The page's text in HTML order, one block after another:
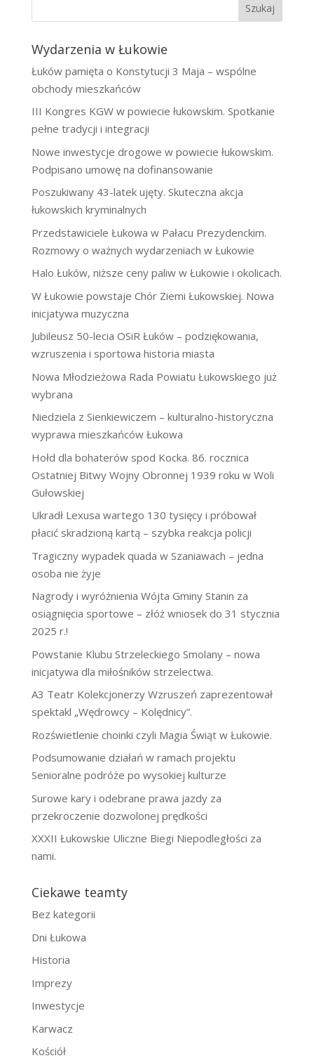
Szukaj
Wydarzenia w Łukowie
Łuków pamięta o Konstytucji 3 Maja – wspólne
obchody mieszkańców
III Kongres KGW w powiecie łukowskim. Spotkanie
pełne tradycji i integracji
Nowe inwestycje drogowe w powiecie łukowskim.
Podpisano umowę na dofinansowanie
Poszukiwany 43-latek ujęty. Skuteczna akcja
łukowskich kryminalnych
Przedstawiciele Łukowa w Pałacu Prezydenckim.
Rozmowy o ważnych wydarzeniach w Łukowie
Halo Łuków, niższe ceny paliw w Łukowie i okolicach.
W Łukowie powstaje Chór Ziemi Łukowskiej. Nowa
inicjatywa muzyczna
Jubileusz 50-lecia OSiR Łuków – podziękowania,
wzruszenia i sportowa historia miasta
Nowa Młodzieżowa Rada Powiatu Łukowskiego już
wybrana
Niedziela z Sienkiewiczem – kulturalno-historyczna
wyprawa mieszkańców Łukowa
Hołd dla bohaterów spod Kocka. 86. rocznica
Ostatniej Bitwy Wojny Obronnej 1939 roku w Woli
Gułowskiej
Ukradł Lexusa wartego 130 tysięcy i próbował
płacić skradzioną kartą – szybka reakcja policji
Tragiczny wypadek quada w Szaniawach – jedna
osoba nie żyje
Nagrody i wyróżnienia Wójta Gminy Stanin za
osiągnięcia sportowe – złóż wniosek do 31 stycznia
2025 r.!
Powstanie Klubu Strzeleckiego Smolany – nowa
inicjatywa dla miłośników strzelectwa.
A3 Teatr Kolekcjonerzy Wzruszeń zaprezentował
spektakl „Wędrowcy – Kolędnicy”.
Rozświetlenie choinki czyli Magia Świąt w Łukowie.
Podsumowanie działań w ramach projektu
Senioralne podróże po wysokiej kulturze
Surowe kary i odebrane prawa jazdy za
przekroczenie dozwolonej prędkości
XXXII Łukowskie Uliczne Biegi Niepodległości za
nami.
Ciekawe teamty
Bez kategorii
Dni Łukowa
Historia
Imprezy
Inwestycje
Karwacz
Kościół